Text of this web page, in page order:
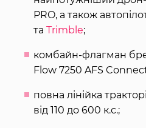
PRO, а також
та Trimble;
комбайн-флагман
Flow 7250 AFS
повна лінійка
від 110 до 600 к.с.;